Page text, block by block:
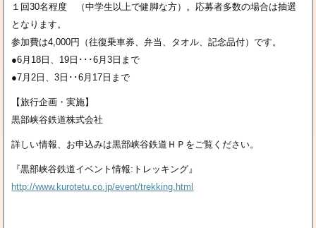
１回30名程度 （中学生以上で健脚な方）。応募者多数の場合は抽選
となります。
参加費は4,000円（往復乗車券、弁当、タオル、記念品付）です。
●6月18日、19日･･･6月3日まで
●7月2日、3日･･6月17日まで
【旅行企画・実施】
黒部峡谷鉄道株式会社
詳しい情報、お申込みは黒部峡谷鉄道ＨＰをご覧ください。
『黒部峡谷鉄道イベント情報:トレッキング』
http://www.kurotetu.co.jp/event/trekking.html